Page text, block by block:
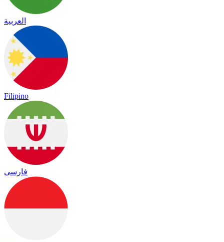
العربية
Filipino
فارسی